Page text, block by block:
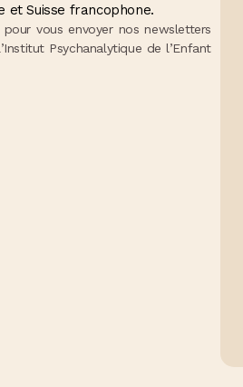
et Suisse francophone.
vous envoyer nos newsletters
Psychanalytique de l’Enfant